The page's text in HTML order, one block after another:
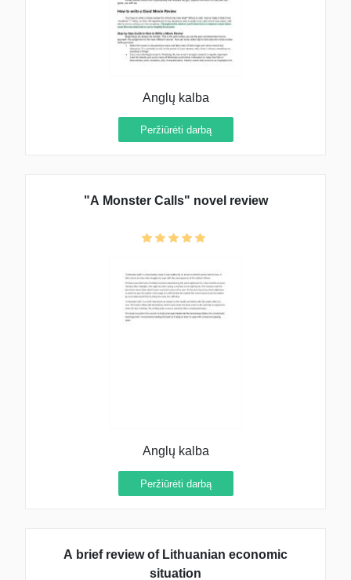
Anglų kalba
Peržiūrėti darbą
"A Monster Calls" novel review
Anglų kalba
Peržiūrėti darbą
A brief review of Lithuanian economic
situation